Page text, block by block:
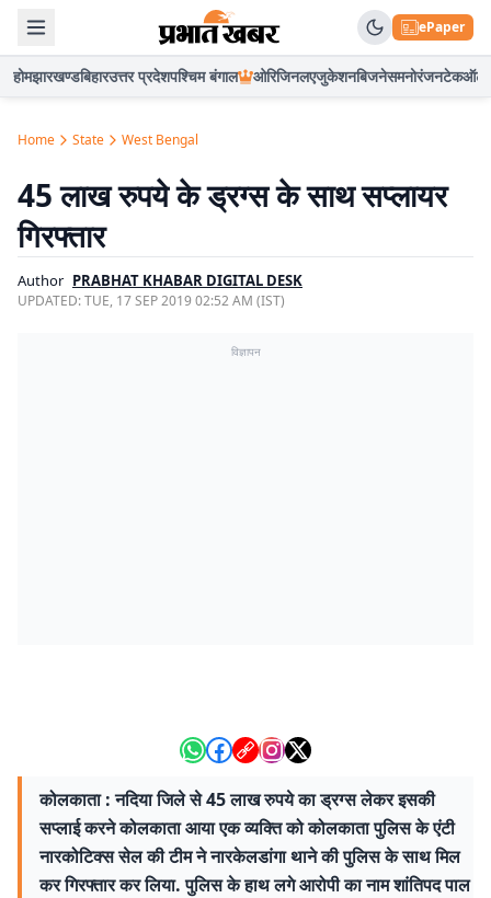
ePaper
होमझारखण्डबिहारउत्तर प्रदेशपश्चिम बंगाल ओरिजिनलएजुकेशनबिजनेसमनोरंजनटेकऑटो
Home State West Bengal
45 लाख रुपये के ड्रग्स के साथ सप्लायर
गिरफ्तार
Author PRABHAT KHABAR DIGITAL DESK
UPDATED:TUE, 17 SEP 2019 02:52 AM (IST)
विज्ञापन
कोलकाता : नदिया जिले से 45 लाख रुपये का ड्रग्स लेकर इसकी
सप्लाई करने कोलकाता आया एक व्यक्ति को कोलकाता पुलिस के एंटी
नारकोटिक्स सेल की टीम ने नारकेलडांगा थाने की पुलिस के साथ मिल
कर गिरफ्तार कर लिया. पुलिस के हाथ लगे आरोपी का नाम शांतिपद पाल